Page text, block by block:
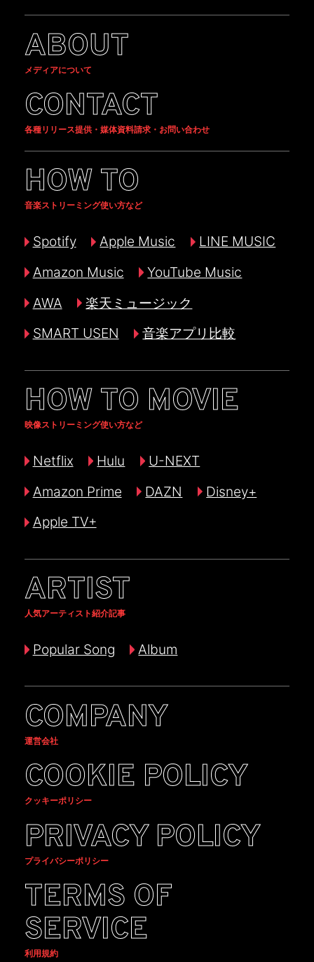
ABOUT
メディアについて
CONTACT
各種リリース提供・媒体資料請求・お問い合わせ
HOW TO
音楽ストリーミング使い方など
Spotify Apple Music
LINE MUSIC
Amazon Music
YouTube Music
AWA
楽天ミュージック
SMART USEN
音楽アプリ比較
HOW TO MOVIE
映像ストリーミング使い方など
Netflix Hulu
U-NEXT
Amazon Prime
DAZN
Disney+
Apple TV+
ARTIST
人気アーティスト紹介記事
Popular Song Album
COMPANY
運営会社
COOKIE POLICY
クッキーポリシー
PRIVACY POLICY
プライバシーポリシー
TERMS OF
SERVICE
利用規約